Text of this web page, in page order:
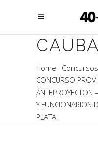
Home
Concursos
CONCURSO
ANTEPROYECTOS
Y FUNCIONARIOS
PLATA